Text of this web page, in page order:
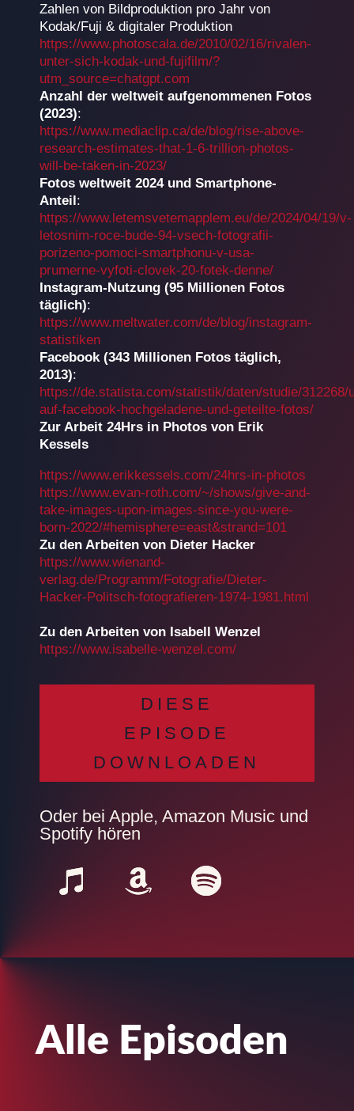
Zahlen von Bildproduktion pro Jahr von
Kodak/Fuji & digitaler Produktion
https://www.photoscala.de/2010/02/16/rivalen-
unter-sich-kodak-und-fujifilm/?
utm_source=chatgpt.com
Anzahl der weltweit aufgenommenen Fotos
(2023):
https://www.mediaclip.ca/de/blog/rise-above-
research-estimates-that-1-6-trillion-photos-
will-be-taken-in-2023/
Fotos weltweit 2024 und Smartphone-
Anteil:
https://www.letemsvetemapplem.eu/de/2024/04/19/v-
letosnim-roce-bude-94-vsech-fotografii-
porizeno-pomoci-smartphonu-v-usa-
prumerne-vyfoti-clovek-20-fotek-denne/
Instagram-Nutzung (95 Millionen Fotos
täglich):
https://www.meltwater.com/de/blog/instagram-
statistiken
Facebook (343 Millionen Fotos täglich,
2013):
https://de.statista.com/statistik/daten/studie/312268/
auf-facebook-hochgeladene-und-geteilte-fotos/
Zur Arbeit 24Hrs in Photos von Erik
Kessels
https://www.erikkessels.com/24hrs-in-photos
https://www.evan-roth.com/~/shows/give-and-
take-images-upon-images-since-you-were-
born-2022/#hemisphere=east&strand=101
Zu den Arbeiten von Dieter Hacker
https://www.wienand-
verlag.de/Programm/Fotografie/Dieter-
Hacker-Politsch-fotografieren-1974-1981.html
Zu den Arbeiten von Isabell Wenzel
https://www.isabelle-wenzel.com/
DIESE
EPISODE
DOWNLOADEN
Oder bei Apple, Amazon Music und
Spotify hören
Alle Episoden